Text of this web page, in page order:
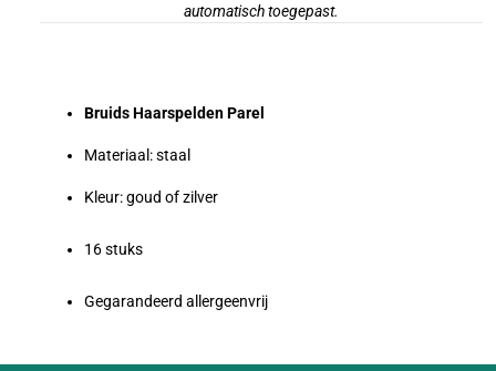
automatisch toegepast.
Bruids Haarspelden Parel
Materiaal: staal
Kleur: goud of zilver
16 stuks
Gegarandeerd allergeenvrij